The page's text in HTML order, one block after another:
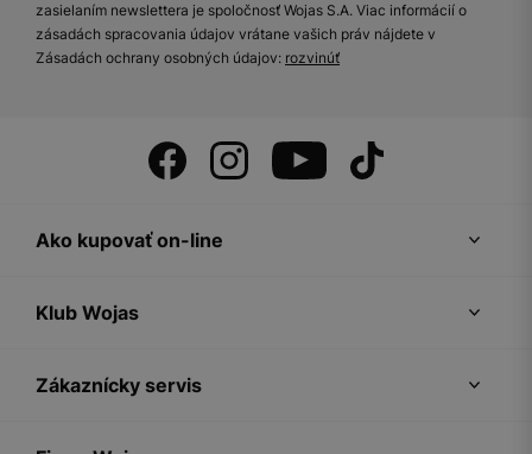
zasielaním newslettera je spoločnosť Wojas S.A. Viac informácií o
zásadách spracovania údajov vrátane vašich práv nájdete v
Zásadách ochrany osobných údajov: rozvinúť
Ako kupovať on-line
Klub Wojas
Zákaznícky servis